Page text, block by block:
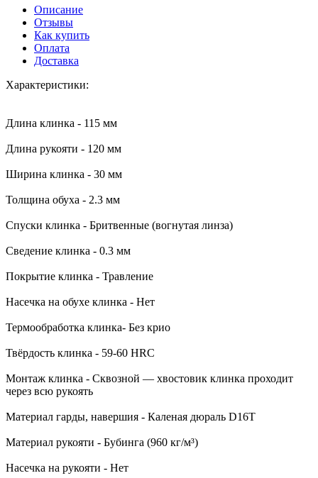
Описание
Отзывы
Как купить
Оплата
Доставка
Характеристики:
Длина клинка - 115 мм
Длина рукояти - 120 мм
Ширина клинка - 30 мм
Толщина обуха - 2.3 мм
Спуски клинка - Бритвенные (вогнутая линза)
Сведение клинка - 0.3 мм
Покрытие клинка - Травление
Насечка на обухе клинка - Нет
Термообработка клинка- Без крио
Твёрдость клинка - 59-60 HRC
Монтаж клинка - Сквозной — хвостовик клинка проходит
через всю рукоять
Материал гарды, навершия - Каленая дюраль D16T
Материал рукояти - Бубинга (960 кг/м³)
Насечка на рукояти - Нет